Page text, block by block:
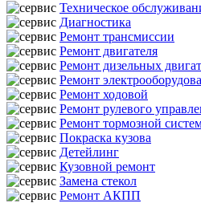
Техническое
Диагностика
Ремонт трансмиссии
Ремонт двигателя
Ремонт дизельных
Ремонт
Ремонт ходовой
Ремонт рулевого
Ремонт тормозной
Покраска кузова
Детейлинг
Кузовной ремонт
Замена стекол
Ремонт АКПП